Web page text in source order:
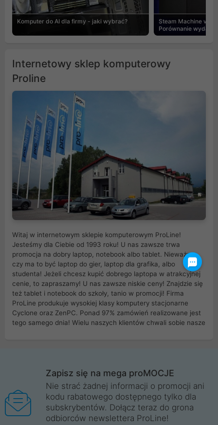
Komputer do AI dla firmy - jaki wybrać?
Steam Machine vs
Porównanie
Internetowy sklep komputerowy
Proline
Witaj w internetowym sklepie komputerowym ProLine!
Jesteśmy dla Ciebie od 1993 roku! U nas zawsze trwa
promocja na dobry laptop, notebook albo tablet. Nieważne
czy ma to być laptop do gier, laptop dla grafika, albo
studenta! Jeżeli chcesz kupić dobrego laptopa w atrakcyjnej
cenie, to zapraszamy! U nas zawsze niskie ceny! Znajdzie się
też tablet i notebook do szkoły, tanio w promocji! Firma
ProLine produkuje wysokiej klasy komputery stacjonarne
Cyclone oraz ZenPC. Ponad 97% zamówień realizowane jest
tego samego dnia! Wielu naszych klientów chwali sobie nasze
Wrocław, Poznań, Legnica, Katowice, Gliwice, Kalisz, Bytom,
Trzebnica, Opole. Szybka i profesjonalna obsługa!
ProLine to polska firma ze 100% polskim kapitałem. Działamy
legalnie i płacimy podatki w naszym kraju! Posiadamy siedzibę
główną w Mirkowie oraz salony na terenie kraju. Cała
Zapisz się na mega proMOCJE
Nie strać żadnej informacji o promocji ani
kodu rabatowego dostępnego tylko dla
subskrybentów. Dołącz teraz do grona
odbiorców newslettera ProLine!